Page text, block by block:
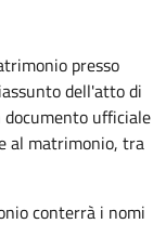
presso
dell'atto di
ufficiale
al matrimonio, tra
conterrà i nomi